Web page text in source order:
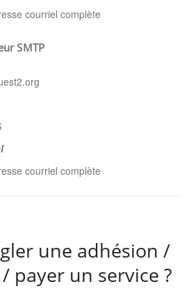
courriel complète
SMTP
courriel complète
une adhésion /
payer un service ?